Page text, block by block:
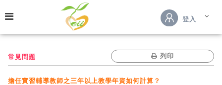
登入
常見問題 列印
擔任實習輔導教師之三年以上教學年資如何計算？